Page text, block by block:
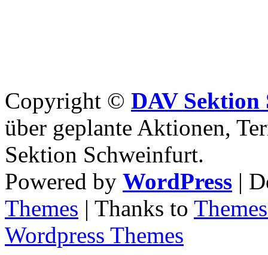
Copyright © DAV
über geplante Aktionen,
Sektion Schweinfurt.
Powered by WordPress |
Themes | Thanks to
Wordpress Themes